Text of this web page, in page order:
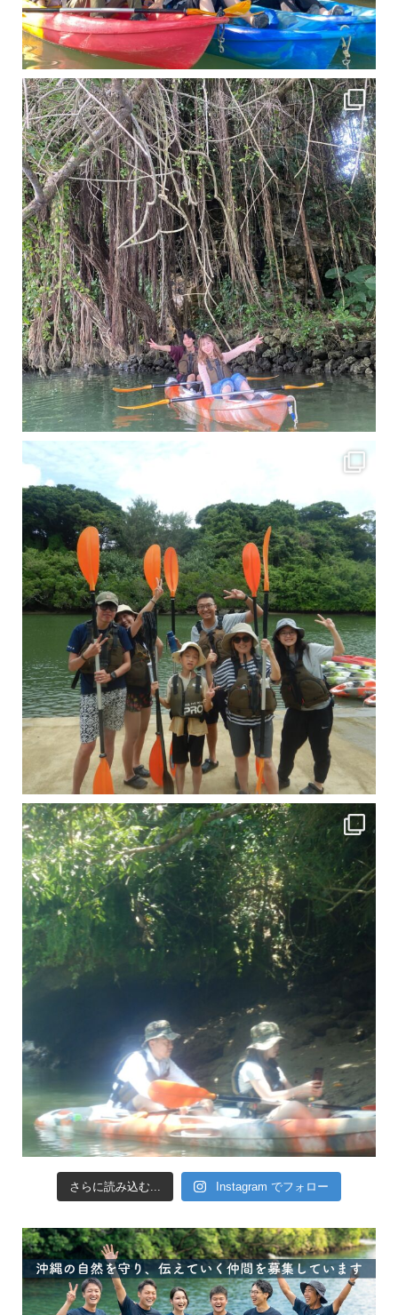
11月となり沖縄も寒くなってきましたが まだまだ沖縄は半袖です
この時期は、修学旅行
梅雨真っ只中の沖縄ですが 今日もカンカンに晴れてくれました！！
今日は満潮だっ
引き潮だったの
さらに読み込む... Instagram でフォロー